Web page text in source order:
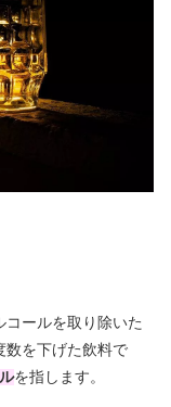
コールを取り除いた
数を下げた飲料で
を指します。